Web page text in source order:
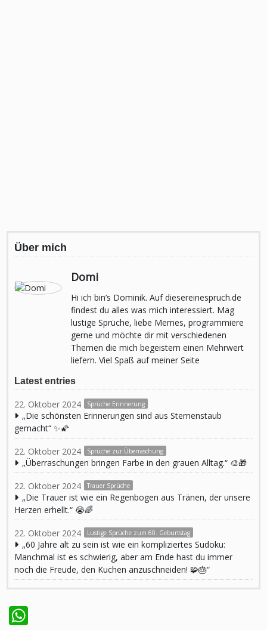
Über mich
Domi
Hi ich bin’s Dominik. Auf diesereinespruch.de
findest du alles was mich interessiert. Mag
lustige Sprüche, liebe Memes, programmiere
gerne und möchte dir mit verschiedenen
Themen die mich begeistern einen Mehrwert
liefern. Viel Spaß auf meiner Seite
Latest entries
22. Oktober 2024 Sprüche Erinnerung
„Die schönsten Erinnerungen sind aus Sternenstaub
gemacht“ ✨🌠
22. Oktober 2024 Sprüche zur Überraschung
„Überraschungen bringen Farbe in den grauen Alltag.“ 🎨🎁
22. Oktober 2024 Trauer Sprüche
„Die Trauer ist wie ein Regenbogen aus Tränen, der unsere
Herzen erhellt.“ 😭🌈
22. Oktober 2024 Lustige Sprüche zum 60. Geburtstag
„60 Jahre alt zu sein ist wie ein kompliziertes Sudoku:
Manchmal ist es schwierig, aber am Ende hast du immer
noch die Freude, den Kuchen anzuschneiden! 🧩🎂“